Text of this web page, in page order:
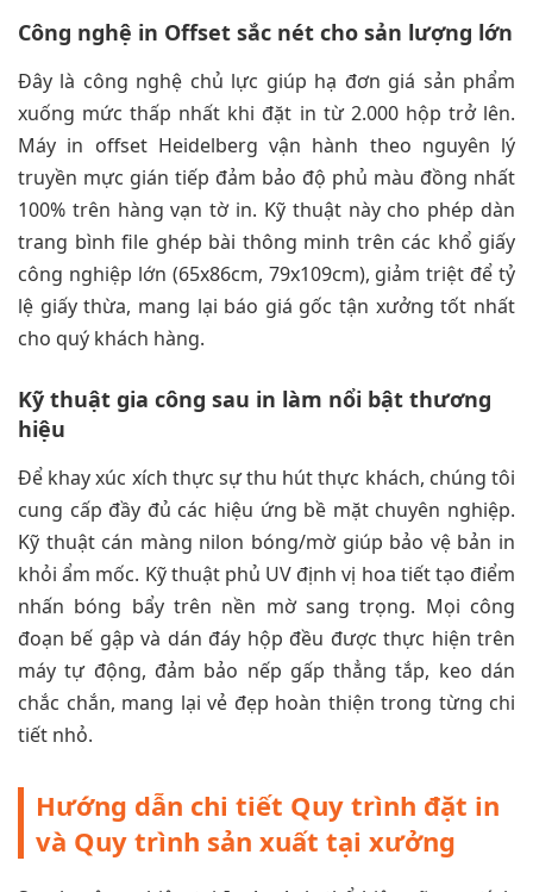
Công nghệ in Offset sắc nét cho sản lượng lớn
Đây là công nghệ chủ lực giúp hạ đơn giá sản phẩm
xuống mức thấp nhất khi đặt in từ 2.000 hộp trở lên.
Máy in offset Heidelberg vận hành theo nguyên lý
truyền mực gián tiếp đảm bảo độ phủ màu đồng nhất
100% trên hàng vạn tờ in. Kỹ thuật này cho phép dàn
trang bình file ghép bài thông minh trên các khổ giấy
công nghiệp lớn (65x86cm, 79x109cm), giảm triệt để tỷ
lệ giấy thừa, mang lại báo giá gốc tận xưởng tốt nhất
cho quý khách hàng.
Kỹ thuật gia công sau in làm nổi bật thương
hiệu
Để khay xúc xích thực sự thu hút thực khách, chúng tôi
cung cấp đầy đủ các hiệu ứng bề mặt chuyên nghiệp.
Kỹ thuật cán màng nilon bóng/mờ giúp bảo vệ bản in
khỏi ẩm mốc. Kỹ thuật phủ UV định vị hoa tiết tạo điểm
nhấn bóng bẩy trên nền mờ sang trọng. Mọi công
đoạn bế gập và dán đáy hộp đều được thực hiện trên
máy tự động, đảm bảo nếp gấp thẳng tắp, keo dán
chắc chắn, mang lại vẻ đẹp hoàn thiện trong từng chi
tiết nhỏ.
Hướng dẫn chi tiết Quy trình đặt in
và Quy trình sản xuất tại xưởng